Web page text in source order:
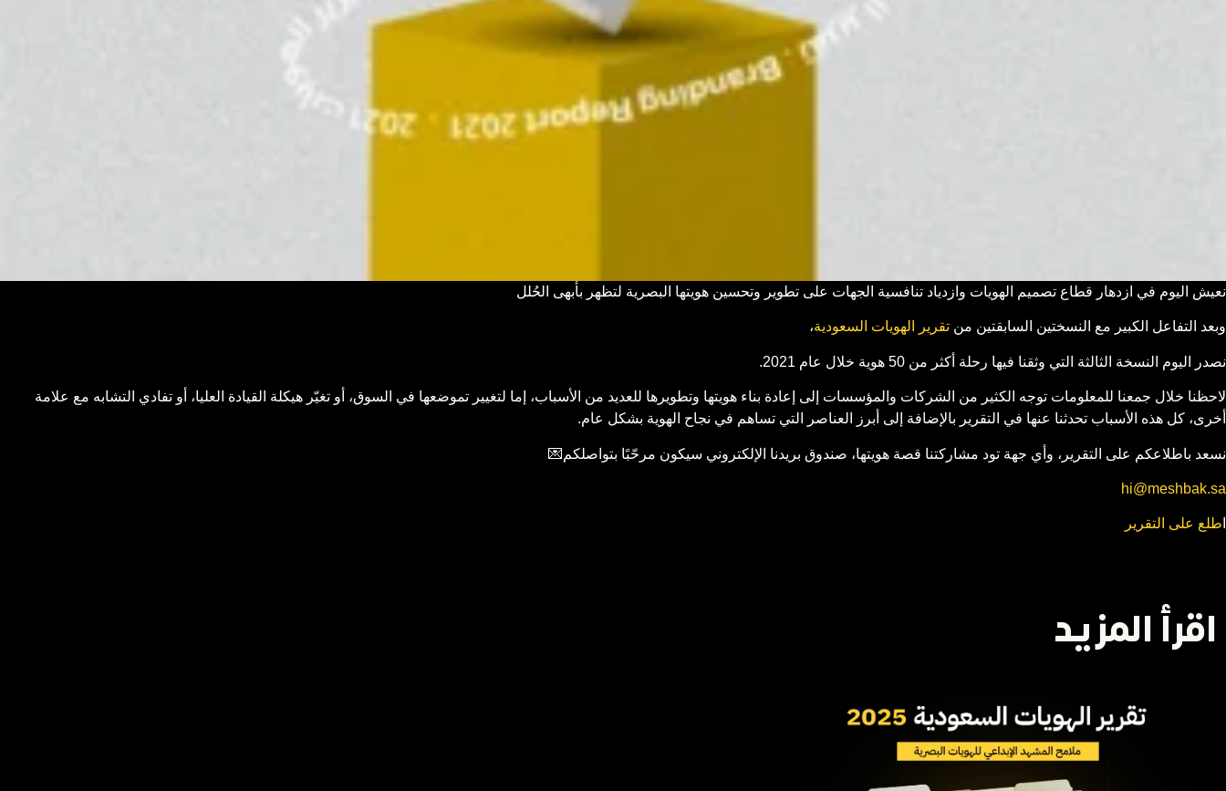
نعيش اليوم في ازدهار قطاع تصميم الهويات وازدياد تنافسية الجهات على تطوير وتحسين هويتها البصرية لتظهر بأبهى الحُلل
وبعد التفاعل الكبير مع النسختين السابقتين من تقرير الهويات السعودية،
نصدر اليوم النسخة الثالثة التي وثقنا فيها رحلة أكثر من 50 هوية خلال عام 2021.
لاحظنا خلال جمعنا للمعلومات توجه الكثير من الشركات والمؤسسات إلى إعادة بناء هويتها وتطويرها للعديد من الأسباب، إما لتغيير تموضعها في السوق، أو تغيّر هيكلة القيادة العليا، أو تفادي التشابه مع علامة
أخرى، كل هذه الأسباب تحدثنا عنها في التقرير بالإضافة إلى أبرز العناصر التي تساهم في نجاح الهوية بشكل عام.
نسعد باطلاعكم على التقرير، وأي جهة تود مشاركتنا قصة هويتها، صندوق بريدنا الإلكتروني سيكون مرحّبًا بتواصلكم💌
hi@meshbak.sa
طلع على التقرير
اقرأ المزيد